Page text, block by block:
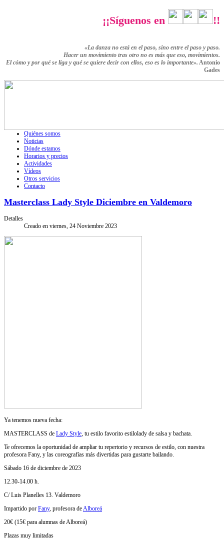
¡¡Síguenos en !!
«La danza no está en el paso, sino entre el paso y paso.
Hacer un movimiento tras otro no es más que eso, movimientos.
El cómo y por qué se liga y qué se quiere decir con ellos, eso es lo importante». Antonio
Gades
Quiénes somos
Noticias
Dónde estamos
Horarios y precios
Actividades
Vídeos
Otros servicios
Contacto
Masterclass Lady Style Diciembre en Valdemoro
Detalles
Creado en viernes, 24 Noviembre 2023
Ya tenemos nueva fecha:
MASTERCLASS de Lady Style, tu estilo favorito estilolady de salsa y bachata.
Te ofrecemos la oportunidad de ampliar tu repertorio y recursos de estilo, con nuestra
profesora Fany, y las coreografías más divertidas para gustarte bailando.
Sábado 16 de diciembre de 2023
12.30-14.00 h.
C/ Luis Planelles 13. Valdemoro
Impartido por Fany, profesora deAlboreá
20€ (15€ para alumnas de Alboreá)
Plazas muy limitadas